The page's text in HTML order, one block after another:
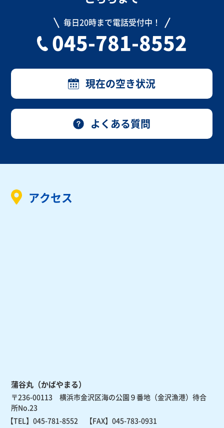
毎日20時まで電話受付中！
045-781-8552
現在の空き状況
よくある質問
アクセス
蒲谷丸（かばやまる）
〒236-00113 横浜市金沢区海の公園９番地（金沢漁港）待合
所No.23
【TEL】045-781-8552 【FAX】045-783-0931